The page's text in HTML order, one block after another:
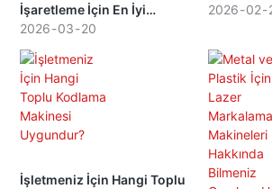
İşaretleme İçin En İyi
Teknolojileri Seçmek
2026 03 20
Fayda
2026 02
İşletmeniz İçin Hangi Toplu